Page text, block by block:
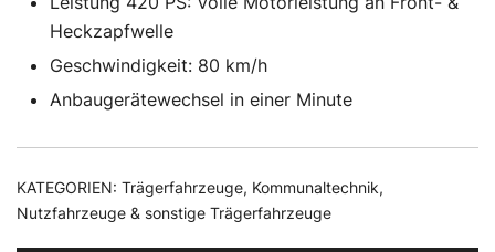
Heckzapfwelle
Geschwindigkeit: 80 km/h
Anbaugerätewechsel in einer Minute
KATEGORIEN: Trägerfahrzeuge, Kommunaltechnik,
Nutzfahrzeuge & sonstige Trägerfahrzeuge